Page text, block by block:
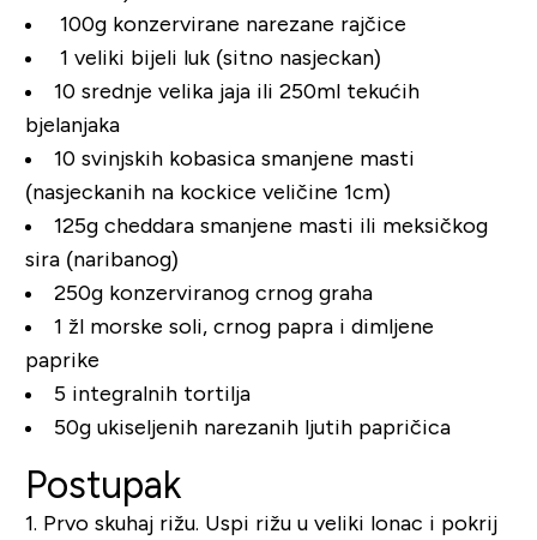
100g konzervirane narezane rajčice
1 veliki bijeli luk (sitno nasjeckan)
10 srednje velika jaja ili 250ml tekućih
bjelanjaka
10 svinjskih kobasica smanjene masti
(nasjeckanih na kockice veličine 1cm)
125g cheddara smanjene masti ili meksičkog
sira (naribanog)
250g konzerviranog crnog graha
1 žl morske soli, crnog papra i dimljene
paprike
5 integralnih tortilja
50g ukiseljenih narezanih ljutih papričica
Postupak
1. Prvo skuhaj rižu. Uspi rižu u veliki lonac i pokrij